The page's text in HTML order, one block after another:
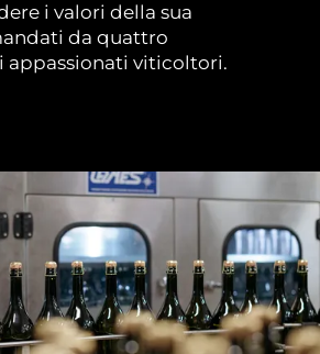
i valori della sua
da quattro
appassionati viticoltori.